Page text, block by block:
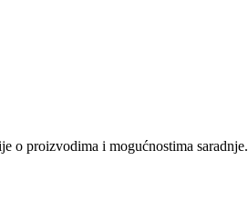
o proizvodima i mogućnostima saradnje.